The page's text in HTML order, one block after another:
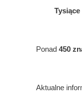
Ponad 450
Aktualne